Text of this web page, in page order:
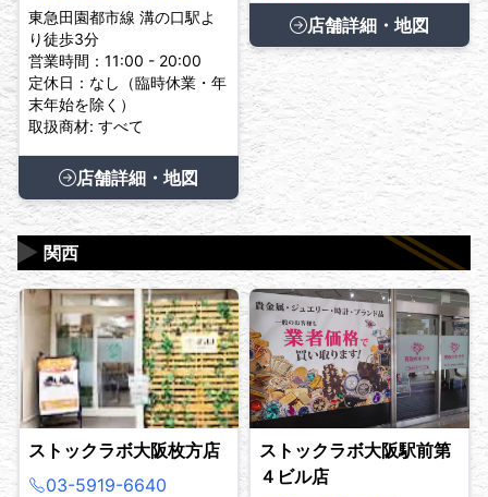
東急田園都市線 溝の口駅よ
り徒歩3分
営業時間：11:00 - 20:00
定休日：なし（臨時休業・年
末年始を除く）
取扱商材: すべて
店舗詳細・地図
店舗詳細・地図
関西
▶
ストックラボ大阪枚方店
03-5919-6640
ストックラボ大阪駅前第
４ビル店